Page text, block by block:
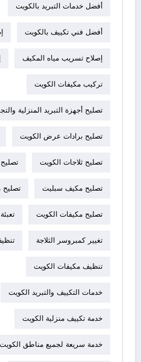
أفضل خدمات التبريد بالكويت
أفضل فني تكييف بالكويت
إصلاح تسريب مياه المكيف
تركيب مكيفات الكويت
تصليح أجهزة التبريد المنزلية
تصليح برادات عرض الكويت
تصليح ثلاجات الكويت
تصليح مكيف سبليت
تصليح مكيفات الكويت
تغيير كمبروسر الثلاجة
تنظيف مكيفات الكويت
خدمات التكييف والتبريد الكويت
خدمة تكييف منزلية الكويت
خدمة سريعة لجميع مناطق